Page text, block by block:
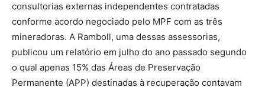
consultorias externas independentes contratadas
conforme acordo negociado pelo MPF com as três
mineradoras. A Ramboll, uma dessas assessorias,
publicou um relatório em julho do ano passado segundo
o qual apenas 15% das Áreas de Preservação
Permanente (APP) destinadas à recuperação contavam